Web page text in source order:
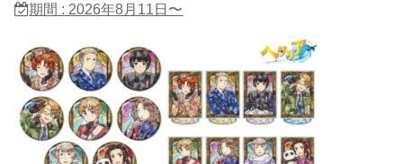
期間 : 2026年8月11日〜